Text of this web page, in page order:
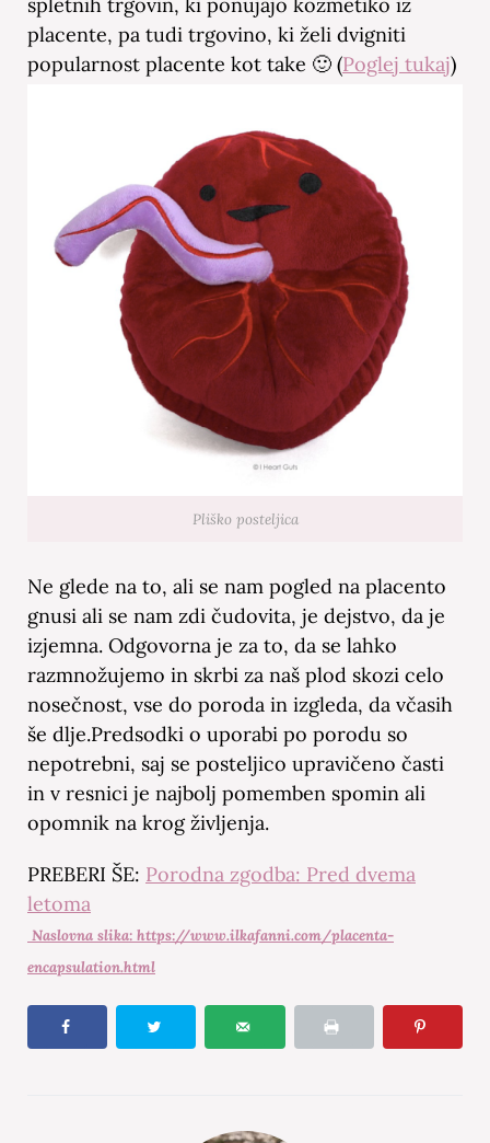
placente, pa tudi trgovino, ki želi dvigniti
popularnost placente kot take 🙂 (Poglej tukaj)
Pliško posteljica
Ne glede na to, ali se nam pogled na placento
gnusi ali se nam zdi čudovita, je dejstvo, da je
izjemna. Odgovorna je za to, da se lahko
razmnožujemo in skrbi za naš plod skozi celo
nosečnost, vse do poroda in izgleda, da včasih
še dlje.Predsodki o uporabi po porodu so
nepotrebni, saj se posteljico upravičeno časti
in v resnici je najbolj pomemben spomin ali
opomnik na krog življenja.
PREBERI ŠE: Porodna zgodba: Pred dvema
letoma
Naslovna slika: https://www.ilkafanni.com/placenta-
encapsulation.html